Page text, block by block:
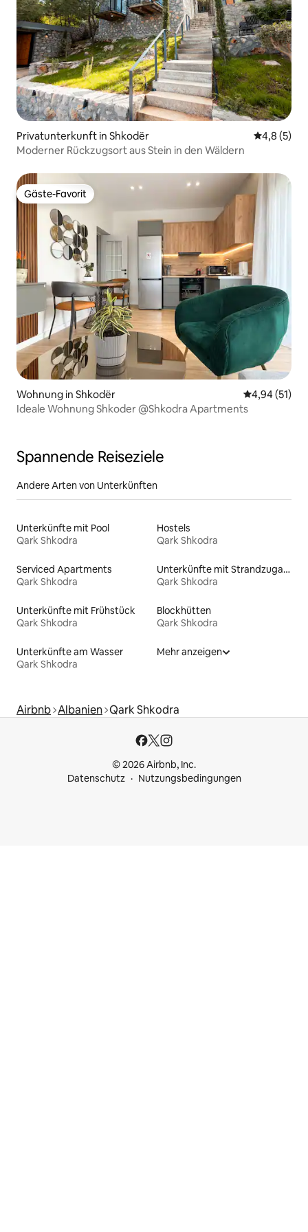
Privatunterkunft in Shkodër
4,8 (5)
Moderner Rückzugsort aus Stein in den Wäldern
Gäste-Favorit
Gäste-Favorit
Wohnung in Shkodër
4,94 (51)
Ideale Wohnung Shkoder @Shkodra Apartments
Spannende Reiseziele
Andere Arten von Unterkünften
Unterkünfte mit Pool
Qark Shkodra
Hostels
Qark Shkodra
Serviced Apartments
Qark Shkodra
Unterkünfte mit Strandzugang
Qark Shkodra
Unterkünfte mit Frühstück
Qark Shkodra
Blockhütten
Qark Shkodra
Unterkünfte am Wasser
Qark Shkodra
Mehr anzeigen
Airbnb Albanien Qark Shkodra
© 2026 Airbnb, Inc.
Datenschutz
Nutzungsbedingungen